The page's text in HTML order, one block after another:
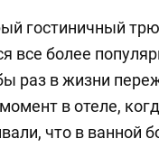
гостиничный
все более
раз в жизни
в отеле,
что в ванной